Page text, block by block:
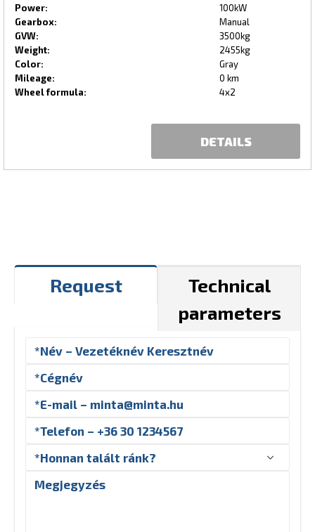
Power:
100kW
Gearbox:
Manual
GVW:
3500kg
Weight:
2455kg
Color:
Gray
Mileage:
0 km
Wheel formula:
4x2
DETAILS
Request
Technical
parameters